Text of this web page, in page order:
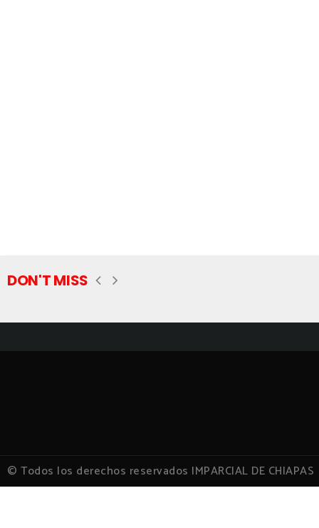
DON'T MISS
© Todos los derechos reservados IMPARCIAL DE CHIAPAS